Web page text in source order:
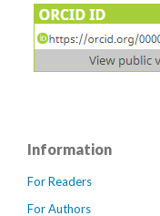
Information
For Readers
For Authors